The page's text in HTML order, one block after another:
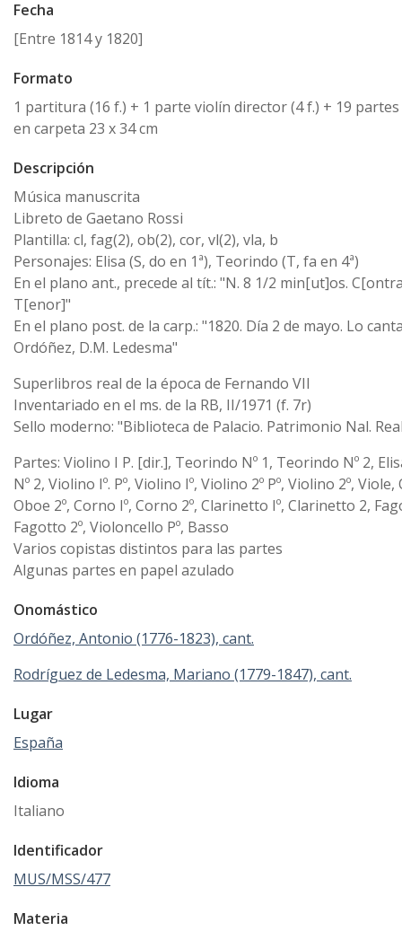
Fecha
[Entre 1814 y 1820]
Formato
1 partitura (16 f.) + 1 parte violín director (4 f.) + 19 partes
en carpeta 23 x 34 cm
Descripción
Música manuscrita
Libreto de Gaetano Rossi
Plantilla: cl, fag(2), ob(2), cor, vl(2), vla, b
Personajes: Elisa (S, do en 1ª), Teorindo (T, fa en 4ª)
En el plano ant., precede al tít.: "N. 8 1/2 min[ut]os.
T[enor]"
En el plano post. de la carp.: "1820. Día 2 de mayo. Lo
Ordóñez, D.M. Ledesma"
Superlibros real de la época de Fernando VII
Inventariado en el ms. de la RB, II/1971 (f. 7r)
Sello moderno: "Biblioteca de Palacio. Patrimonio Nal.
Partes: Violino I P. [dir.], Teorindo Nº 1, Teorindo Nº 2,
Nº 2, Violino Iº. Pº, Violino Iº, Violino 2º Pº, Violino 2º, Viole,
Oboe 2º, Corno Iº, Corno 2º, Clarinetto Iº, Clarinetto 2,
Fagotto 2º, Violoncello Pº, Basso
Varios copistas distintos para las partes
Algunas partes en papel azulado
Onomástico
Ordóñez, Antonio (1776-1823), cant.
Rodríguez de Ledesma, Mariano (1779-1847), cant.
Lugar
España
Idioma
Italiano
Identificador
MUS/MSS/477
Materia